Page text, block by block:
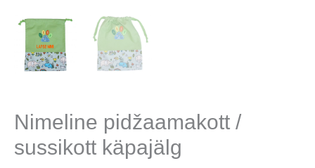
Nimeline pidžaamakott /
sussikott käpajälg